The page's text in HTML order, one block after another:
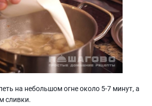
на небольшом огне около 5-7 минут, а
сливки.